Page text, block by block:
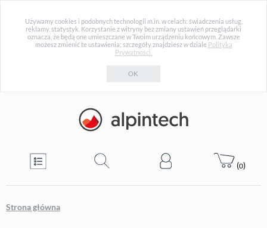
Używamy cookies i podobnych technologii m.in. w celach: świadczenia usług,
reklamy, statystyk. Korzystanie z witryny bez zmiany ustawień przeglądarki
oznacza, że będą one umieszczane w Twoim urządzeniu końcowym. Zawsze
możesz zmienić te ustawienia; szczegóły znajdziesz w dziale Polityka
Prywatności.
OK
(0)
Strona główna